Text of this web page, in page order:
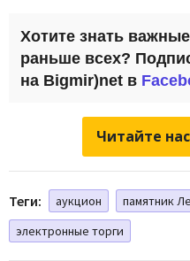
Хотите знать
раньше всех?
на Bigmir)net в
Читайте
Теги: аукцион памятник
электронные торги